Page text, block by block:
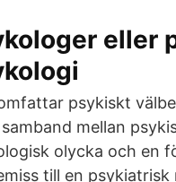
eller
psykiskt
mellan
olycka och en
till en